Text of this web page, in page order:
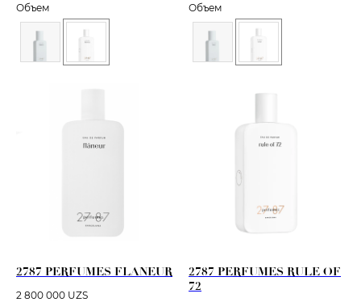
Объем
Объем
2787 PERFUMES FLANEUR
2 800 000 UZS
2787 PERFUMES RULE OF
72